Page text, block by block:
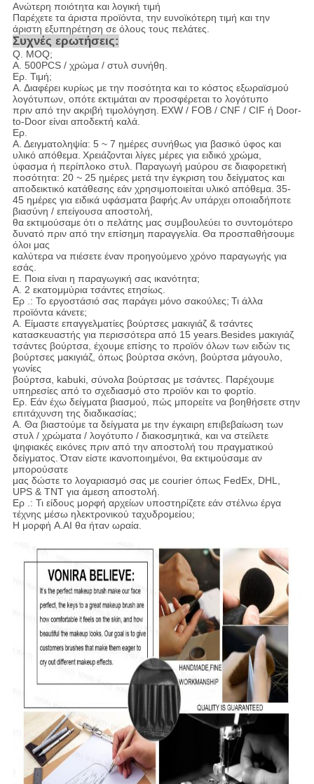
Ανώτερη ποιότητα και λογική τιμή
Παρέχετε τα άριστα προϊόντα, την ευνοϊκότερη τιμή και την
άριστη εξυπηρέτηση σε όλους τους πελάτες.
Συχνές ερωτήσεις:
Q. MOQ;
A. 500PCS / χρώμα / στυλ συνήθη.
Ερ. Τιμή;
Α. Διαφέρει κυρίως με την ποσότητα και το κόστος εξωραϊσμού
λογότυπων, οπότε εκτιμάται αν προσφέρεται το λογότυπο
πριν από την ακριβή τιμολόγηση. EXW / FOB / CNF / CIF ή Door-
to-Door είναι αποδεκτή καλά.
Ερ.
Α. Δειγματοληψία: 5 ~ 7 ημέρες συνήθως για βασικό ύφος και
υλικό απόθεμα. Χρειάζονται λίγες μέρες για ειδικό χρώμα,
ύφασμα ή περίπλοκο στυλ. Παραγωγή μαύρου σε διαφορετική
ποσότητα: 20 ~ 25 ημέρες μετά την έγκριση του δείγματος και
αποδεικτικό κατάθεσης εάν χρησιμοποιείται υλικό απόθεμα. 35-
45 ημέρες για ειδικά υφάσματα βαφής.Αν υπάρχει οποιαδήποτε
βιασύνη / επείγουσα αποστολή,
θα εκτιμούσαμε ότι ο πελάτης μας συμβουλεύει το συντομότερο
δυνατό πριν από την επίσημη παραγγελία. Θα προσπαθήσουμε
όλοι μας
καλύτερα να πιέσετε έναν προηγούμενο χρόνο παραγωγής για
εσάς.
Ε. Ποια είναι η παραγωγική σας ικανότητα;
A. 2 εκατομμύρια τσάντες ετησίως.
Ερ .: Το εργοστάσιό σας παράγει μόνο σακούλες; Τι άλλα
προϊόντα κάνετε;
Α. Είμαστε επαγγελματίες βούρτσες μακιγιάζ & τσάντες
κατασκευαστής για περισσότερα από 15 years.Besides μακιγιάζ
τσάντες βούρτσα, έχουμε επίσης το προϊόν όλων των ειδών τις
βούρτσες μακιγιάζ, όπως βούρτσα σκόνη, βούρτσα μάγουλο,
γωνίες
βούρτσα, kabuki, σύνολα βούρτσας με τσάντες. Παρέχουμε
υπηρεσίες από το σχεδιασμό στο προϊόν και το φορτίο.
Ερ. Εάν έχω δείγματα βιασμού, πώς μπορείτε να βοηθήσετε στην
επιτάχυνση της διαδικασίας;
Α. Θα βιαστούμε τα δείγματα με την έγκαιρη επιβεβαίωση των
στυλ / χρώματα / λογότυπο / διακοσμητικά, και να στείλετε
ψηφιακές εικόνες πριν από την αποστολή του πραγματικού
δείγματος. Όταν είστε ικανοποιημένοι, θα εκτιμούσαμε αν
μπορούσατε
μας δώστε το λογαριασμό σας με courier όπως FedEx, DHL,
UPS & TNT για άμεση αποστολή.
Ερ .: Τι είδους μορφή αρχείων υποστηρίζετε εάν στέλνω έργα
τέχνης μέσω ηλεκτρονικού ταχυδρομείου;
Η μορφή A.AI θα ήταν ωραία.